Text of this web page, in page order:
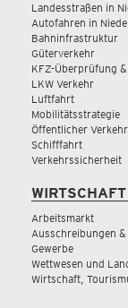
Landesstraßen in
Autofahren in
Bahninfrastruktur
Güterverkehr
KFZ-Überprüfung
LKW Verkehr
Luftfahrt
Mobilitätsstrategie
Öffentlicher Verkehr
Schifffahrt
Verkehrssicherheit
Arbeitsmarkt
Ausschreibungen
Gewerbe
Wettwesen und
Wirtschaft,